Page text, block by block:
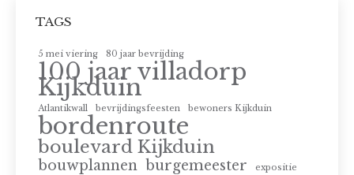
TAGS
5 mei viering 80 jaar bevrijding
100 jaar villadorp
Kijkduin
Atlantikwall bevrijdingsfeesten bewoners Kijkduin
bordenroute
boulevard Kijkduin
bouwplannen burgemeester expositie